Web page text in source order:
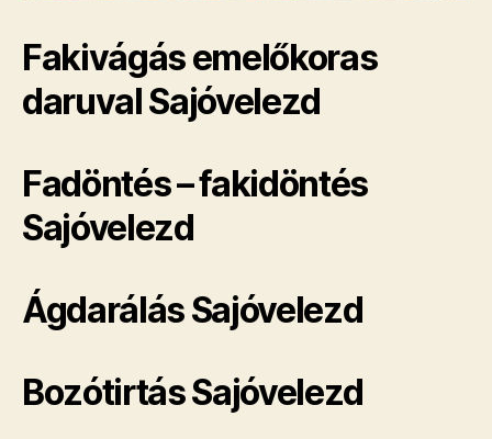
Fakivágás emelőkoras
daruval Sajóvelezd
Fadöntés – fakidöntés
Sajóvelezd
Ágdarálás Sajóvelezd
Bozótirtás Sajóvelezd